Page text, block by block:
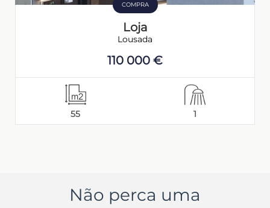
COMPRA
Loja
Lousada
110 000 €
55 1
Não perca uma